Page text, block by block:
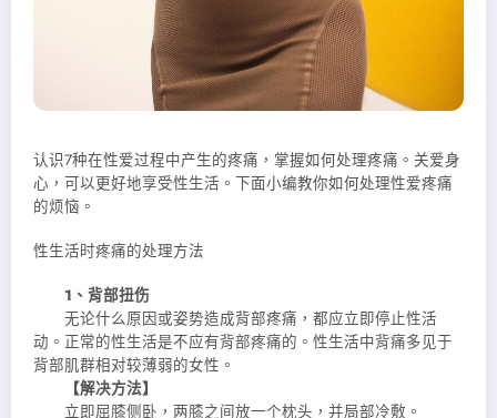
认识7种在性爱过程中产生的疼痛，掌握如何处理疼痛。关爱身
心，可以更好地享受性生活。下面小编教你如何处理性爱疼痛
的烦恼。
性生活时疼痛的处理方法
1、背部扭伤
无论什么原因或姿势造成背部疼痛，都应立即停止性活
动。正常的性生活是不应有背部疼痛的。性生活中背痛多见于
背部肌群相对较薄弱的女性。
【解决方法】
立即屈膝侧卧，两膝之间放一个枕头，并局部冷敷。